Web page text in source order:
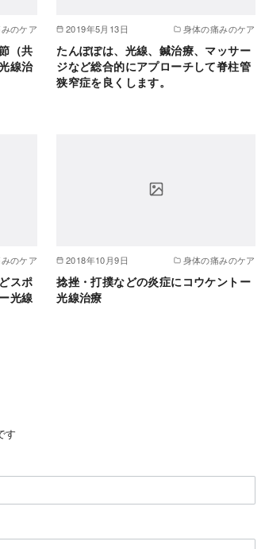
のケア
（共
線治
2019年5月13日 身体の痛みのケア
たんぽぽは、光線、鍼治療、マッサー
ジなど総合的にアプローチして脊柱管
狭窄症を良くします。
のケア
スポ
光線
2018年10月9日 身体の痛みのケア
捻挫・打撲などの炎症にコウケントー
光線治療
す